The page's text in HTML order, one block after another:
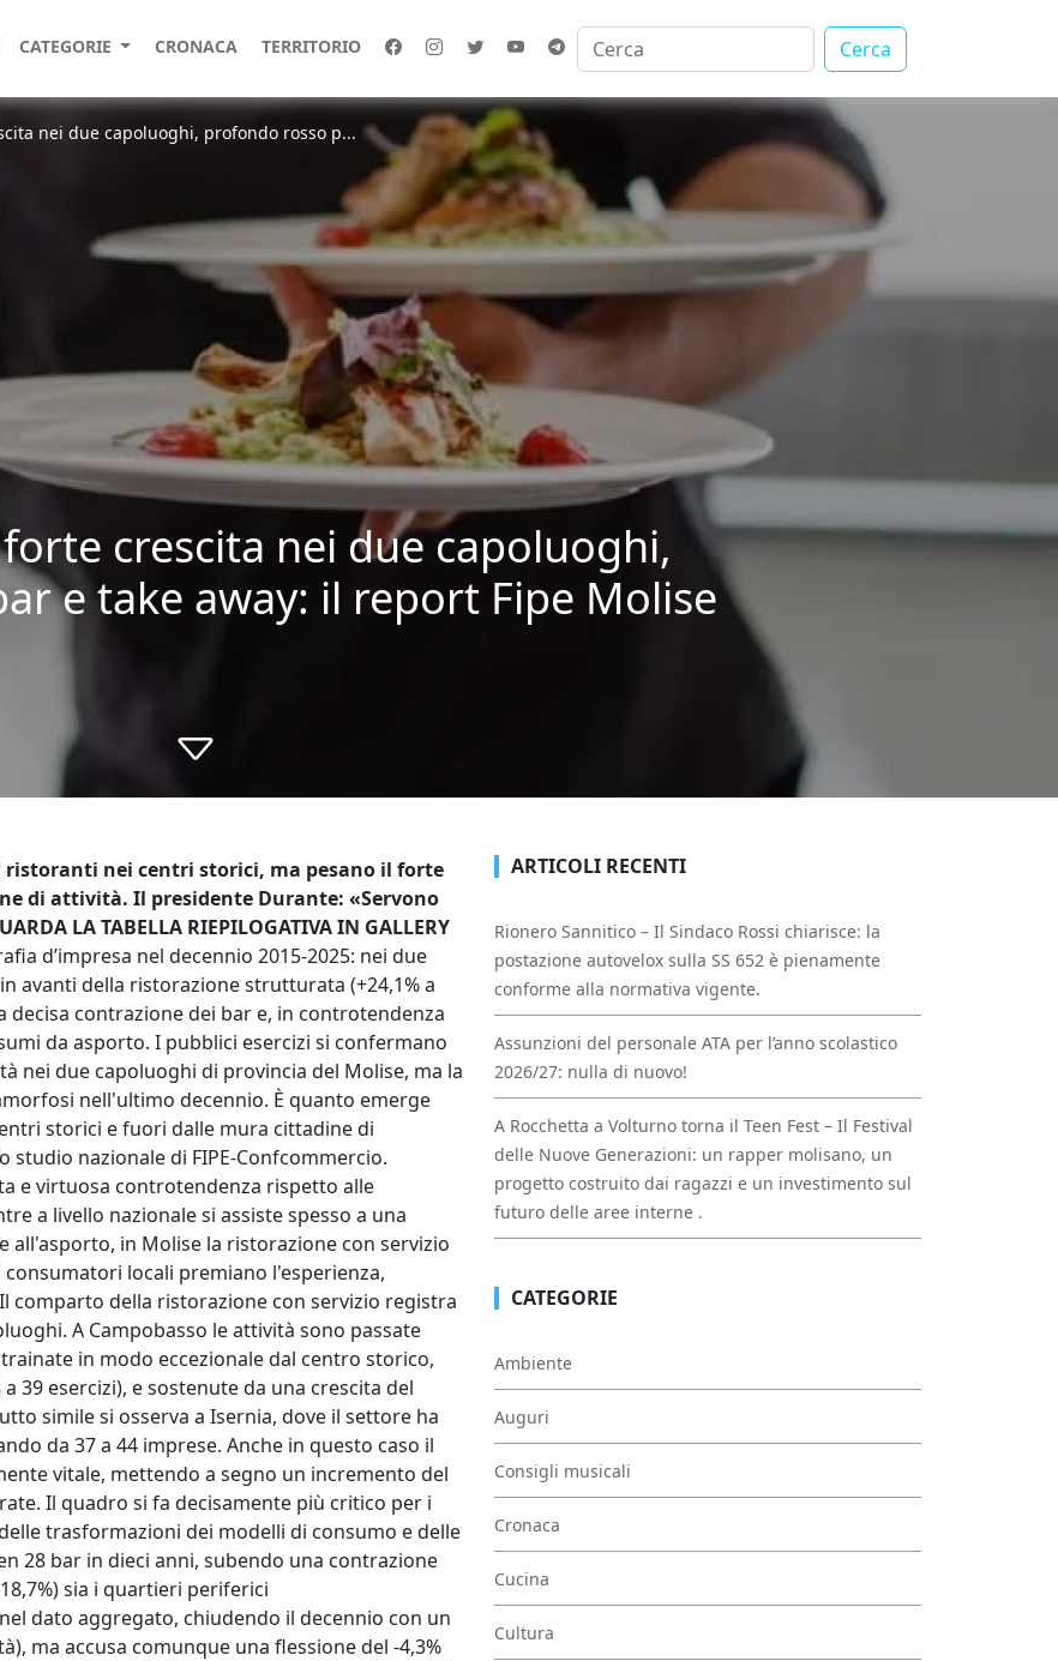
CATEGORIE CRONACA TERRITORIO Cerca
nei due capoluoghi, profondo rosso p...
crescita nei due capoluoghi,
e take away: il report Fipe Molise
nei centri storici, ma pesano il forte
di attività. Il presidente Durante: «Servono
LA TABELLA RIEPILOGATIVA IN GALLERY
d’impresa nel decennio 2015-2025: nei due
avanti della ristorazione strutturata (+24,1% a
decisa contrazione dei bar e, in controtendenza
da asporto. I pubblici esercizi si confermano
nei due capoluoghi di provincia del Molise, ma la
nell'ultimo decennio. È quanto emerge
storici e fuori dalle mura cittadine di
studio nazionale di FIPE-Confcommercio.
e virtuosa controtendenza rispetto alle
a livello nazionale si assiste spesso a una
in Molise la ristorazione con servizio
locali premiano l'esperienza,
comparto della ristorazione con servizio registra
A Campobasso le attività sono passate
in modo eccezionale dal centro storico,
39 esercizi), e sostenute da una crescita del
simile si osserva a Isernia, dove il settore ha
da 37 a 44 imprese. Anche in questo caso il
vitale, mettendo a segno un incremento del
Il quadro si fa decisamente più critico per i
trasformazioni dei modelli di consumo e delle
28 bar in dieci anni, subendo una contrazione
sia i quartieri periferici
dato aggregato, chiudendo il decennio con un
ma accusa comunque una flessione del -4,3%
ARTICOLI RECENTI
Rionero Sannitico – Il Sindaco Rossi chiarisce: la
postazione autovelox sulla SS 652 è pienamente
conforme alla normativa vigente.
Assunzioni del personale ATA per l’anno scolastico
2026/27: nulla di nuovo!
A Rocchetta a Volturno torna il Teen Fest – Il Festival
delle Nuove Generazioni: un rapper molisano, un
progetto costruito dai ragazzi e un investimento sul
futuro delle aree interne .
CATEGORIE
Ambiente
Auguri
Consigli musicali
Cronaca
Cucina
Cultura